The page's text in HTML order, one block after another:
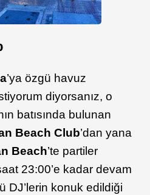
’ya özgü havuz
diyorsanız, o
batısında bulunan
Beach Club’dan yana
Beach’te partiler
23:00’e kadar devam
DJ’lerin konuk edildiği